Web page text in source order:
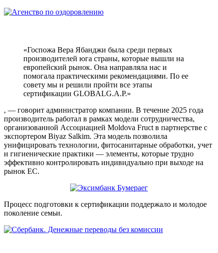
«Госпожа Вера Ябанджи была среди первых
производителей юга страны, которые вышли на
европейский рынок. Она направляла нас и
помогала практическими рекомендациями. По ее
совету мы и решили пройти все этапы
сертификации GLOBALG.A.P.»
, — говорит администратор компании. В течение 2025 года
производитель работал в рамках модели сотрудничества,
организованной Ассоциацией Moldova Fruct в партнерстве с
экспортером Biyaz Salkim. Эта модель позволила
унифицировать технологии, фитосанитарные обработки, учет
и гигиенические практики — элементы, которые трудно
эффективно контролировать индивидуально при выходе на
рынок ЕС.
Процесс подготовки к сертификации поддержало и молодое
поколение семьи.